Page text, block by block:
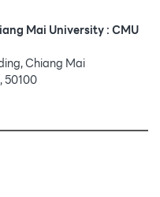
Mai University : CMU
Chiang Mai
50100